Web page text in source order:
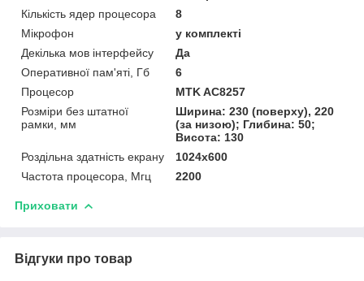
Кількість ядер процесора
8
Мікрофон
у комплекті
Декілька мов інтерфейсу
Да
Оперативної пам'яті, Гб
6
Процесор
MTK AC8257
Розміри без штатної
рамки, мм
Ширина: 230 (поверху), 220
(за низою); Глибина: 50;
Висота: 130
Роздільна здатність екрану
1024х600
Частота процесора, Мгц
2200
Приховати
Відгуки про товар